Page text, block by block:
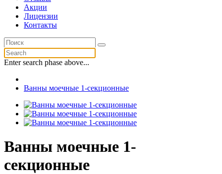
Акции
Лицензии
Контакты
Enter search phase above...
Ванны моечные 1-секционные
Ванны моечные 1-
секционные